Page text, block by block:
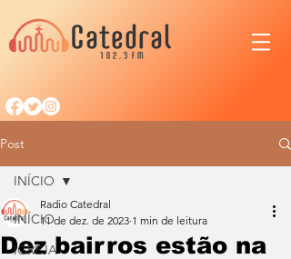
Post
INÍCIO
IGREJA
INÍCIO
Dez bairros estão na
Radio Catedral
11 de dez. de 2023 1 min de leitura